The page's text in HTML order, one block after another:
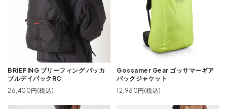
BRIEFING ブリーフィング パッカ
ブルデイパックRC
26,400円(税込)
Gossamer Gear ゴッサマーギア
パックジャケット
12,980円(税込)